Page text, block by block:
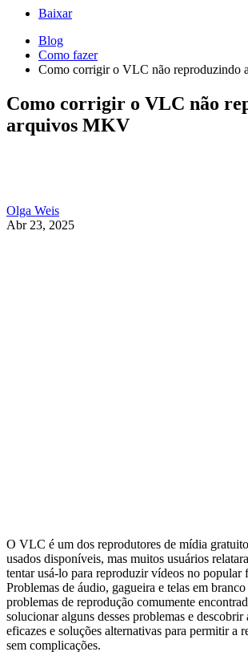
Baixar
Blog
Como fazer
Como corrigir o VLC não reproduzindo
Como corrigir o VLC não
arquivos MKV
Olga Weis
Abr 23, 2025
O VLC é um dos reprodutores de mídia
usados disponíveis, mas muitos usuários
tentar usá-lo para reproduzir vídeos no
Problemas de áudio, gagueira e telas em
problemas de reprodução comumente
solucionar alguns desses problemas e descobrir
eficazes e soluções alternativas para permitir a
sem complicações.